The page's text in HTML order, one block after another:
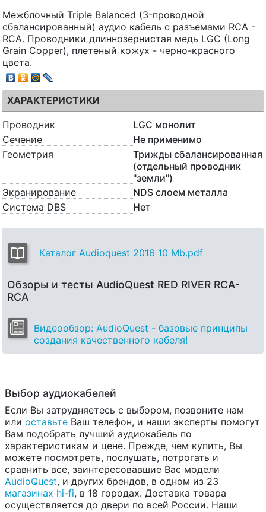
Межблочный Triple Balanced (3-проводной
сбалансированный) аудио кабель с разъемами RCA -
RCA. Проводники длиннозернистая медь LGC (Long
Grain Copper), плетеный кожух - черно-красного
цвета.
ХАРАКТЕРИСТИКИ
Проводник
LGC монолит
Сечение
Не применимо
Геометрия
Трижды сбалансированная
(отдельный проводник
"земли")
Экранирование
NDS слоем металла
Система DBS
Нет
Каталог Audioquest 2016 10 Mb.pdf
Обзоры и тесты AudioQuest RED RIVER RCA-
RCA
Видеообзор: AudioQuest - базовые принципы
создания качественного кабеля!
Выбор аудиокабелей
Если Вы затрудняетесь с выбором, позвоните нам
или оставьте Ваш телефон, и наши эксперты помогут
Вам подобрать лучший аудиокабель по
характеристикам и цене. Прежде, чем купить, Вы
можете посмотреть, послушать, потрогать и
сравнить все, заинтересовавшие Вас модели
AudioQuest, и других брендов, в одном из 23
магазинах hi-fi, в 18 городах. Доставка товара
осуществляется до двери по всей России. Наши